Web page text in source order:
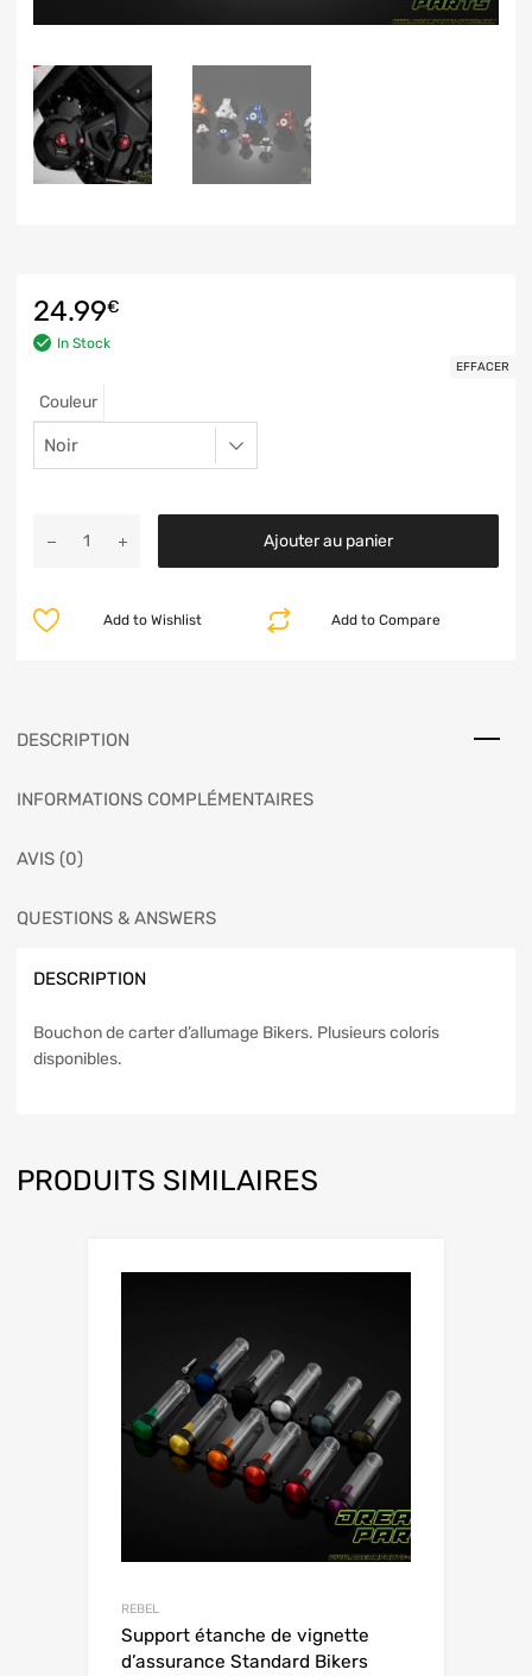
24.99€
In Stock
Couleur
EFFACER
Ajouter au panier
Add to Compare
Add to Wishlist
DESCRIPTION
INFORMATIONS COMPLÉMENTAIRES
AVIS (0)
QUESTIONS & ANSWERS
DESCRIPTION
Bouchon de carter d’allumage Bikers. Plusieurs coloris
disponibles.
PRODUITS SIMILAIRES
REBEL
Support étanche de vignette
d’assurance Standard Bikers